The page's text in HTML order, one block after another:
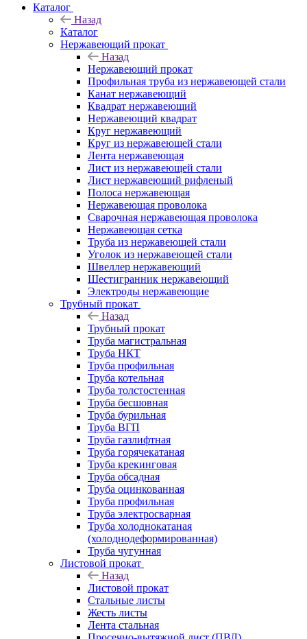
Каталог
Назад
Каталог
Нержавеющий прокат
Назад
Нержавеющий прокат
Профильная труба из нержавеющей стали
Канат нержавеющий
Квадрат нержавеющий
Нержавеющий квадрат
Круг нержавеющий
Круг из нержавеющей стали
Лента нержавеющая
Лист из нержавеющей стали
Лист нержавеющий рифленый
Полоса нержавеющая
Нержавеющая проволока
Сварочная нержавеющая проволока
Нержавеющая сетка
Труба из нержавеющей стали
Уголок из нержавеющей стали
Швеллер нержавеющий
Шестигранник нержавеющий
Электроды нержавеющие
Трубный прокат
Назад
Трубный прокат
Труба магистральная
Труба НКТ
Труба профильная
Труба котельная
Труба толстостенная
Труба бесшовная
Труба бурильная
Труба ВГП
Труба газлифтная
Труба горячекатаная
Труба крекинговая
Труба обсадная
Труба оцинкованная
Труба профильная
Труба электросварная
Труба холоднокатаная
(холоднодеформированная)
Труба чугунная
Листовой прокат
Назад
Листовой прокат
Стальные листы
Жесть листы
Лента стальная